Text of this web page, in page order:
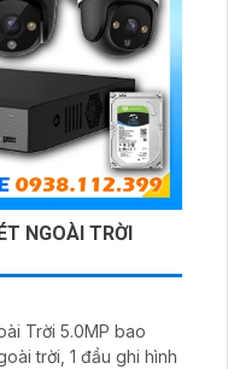
NGOÀI TRỜI
Trời 5.0MP bao
trời, 1 đầu ghi hình